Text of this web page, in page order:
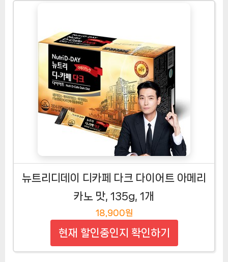
뉴트리디데이 디카페 다크 다이어트 아메리
카노 맛, 135g, 1개
18,900원
현재 할인중인지 확인하기